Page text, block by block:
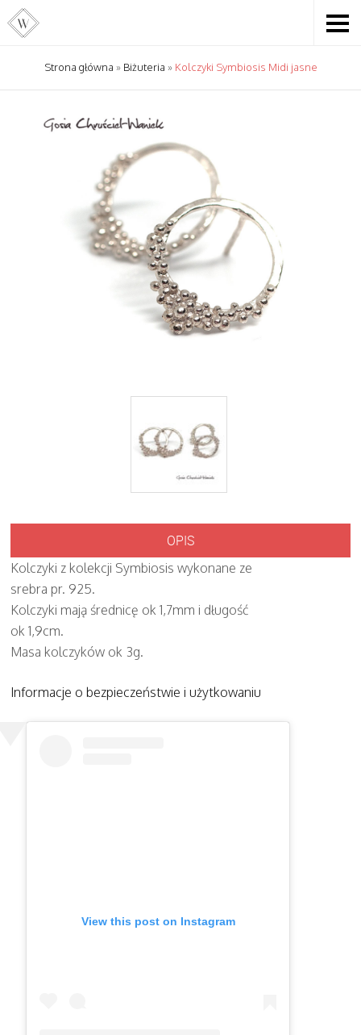
Strona główna » Biżuteria » Kolczyki Symbiosis Midi jasne
OPIS
Kolczyki z kolekcji Symbiosis wykonane ze
srebra pr. 925.
Kolczyki mają średnicę ok 1,7mm i długość
ok 1,9cm.
Masa kolczyków ok 3g.
Informacje o bezpieczeństwie i użytkowaniu
View this post on Instagram